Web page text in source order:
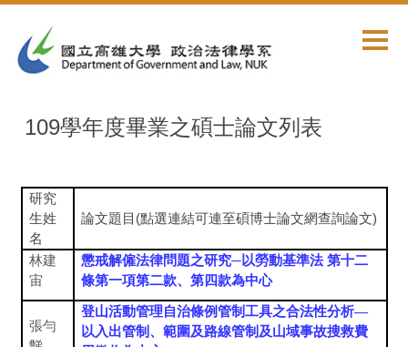
主
109學年度畢業之碩士論文列表
研究
生姓
名
論文題目(點選連結可連至碩博士論文網查詢論文)
林建
宙
懲戒解僱法律問題之研究─以勞動基準法 第十二
條第一項第二款、第四款為中心
張勻
登山活動管理自治條例管制工具之合法性分析—
以入出管制、範圍及路線管制及山域事故搜救費